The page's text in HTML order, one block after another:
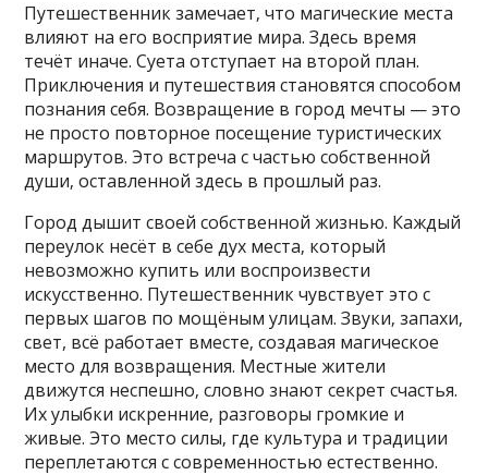
Путешественник замечает‚ что магические места
влияют на его восприятие мира. Здесь время
течёт иначе. Суета отступает на второй план.
Приключения и путешествия становятся способом
познания себя. Возвращение в город мечты — это
не просто повторное посещение туристических
маршрутов. Это встреча с частью собственной
души‚ оставленной здесь в прошлый раз.
Город дышит своей собственной жизнью. Каждый
переулок несёт в себе дух места‚ который
невозможно купить или воспроизвести
искусственно. Путешественник чувствует это с
первых шагов по мощёным улицам. Звуки‚ запахи‚
свет, всё работает вместе‚ создавая магическое
место для возвращения. Местные жители
движутся неспешно‚ словно знают секрет счастья.
Их улыбки искренние‚ разговоры громкие и
живые. Это место силы‚ где культура и традиции
переплетаются с современностью естественно.